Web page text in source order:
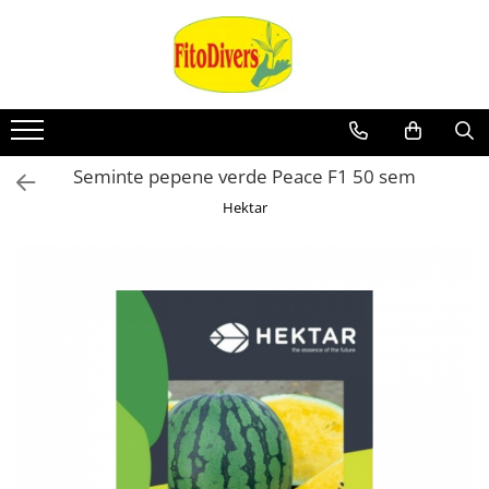
Seminte pepene verde Peace F1 50 sem
Hektar